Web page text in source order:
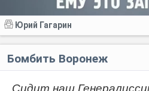
Юрий Гагарин
Бомбить Воронеж